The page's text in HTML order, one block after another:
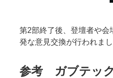
第2部終了後、登壇者や
発な意見交換が行われまし
参考 ガブテッ